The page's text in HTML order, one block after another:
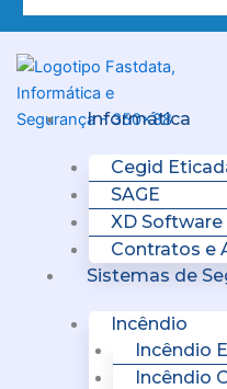
Informática
Cegid
SAGE
XD Software
Contratos e
Sistemas de
Incêndio
Incêndio
Incêndio
Menu